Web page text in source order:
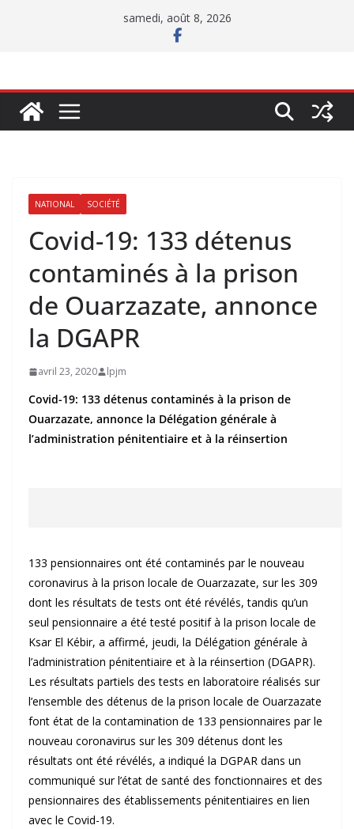
samedi, août 8, 2026
NATIONAL SOCIÉTÉ
Covid-19: 133 détenus
contaminés à la prison
de Ouarzazate, annonce
la DGAPR
avril 23, 2020 lpjm
Covid-19: 133 détenus contaminés à la prison de
Ouarzazate, annonce la Délégation générale à
l’administration pénitentiaire et à la réinsertion
133 pensionnaires ont été contaminés par le nouveau
coronavirus à la prison locale de Ouarzazate, sur les 309
dont les résultats de tests ont été révélés, tandis qu’un
seul pensionnaire a été testé positif à la prison locale de
Ksar El Kébir, a affirmé, jeudi, la Délégation générale à
l’administration pénitentiaire et à la réinsertion (DGAPR).
Les résultats partiels des tests en laboratoire réalisés sur
l’ensemble des détenus de la prison locale de Ouarzazate
font état de la contamination de 133 pensionnaires par le
nouveau coronavirus sur les 309 détenus dont les
résultats ont été révélés, a indiqué la DGPAR dans un
communiqué sur l’état de santé des fonctionnaires et des
pensionnaires des établissements pénitentiaires en lien
avec le Covid-19.